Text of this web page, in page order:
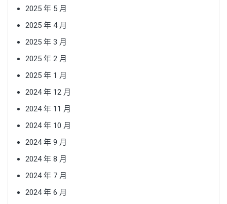
2025 年 5 月
2025 年 4 月
2025 年 3 月
2025 年 2 月
2025 年 1 月
2024 年 12 月
2024 年 11 月
2024 年 10 月
2024 年 9 月
2024 年 8 月
2024 年 7 月
2024 年 6 月